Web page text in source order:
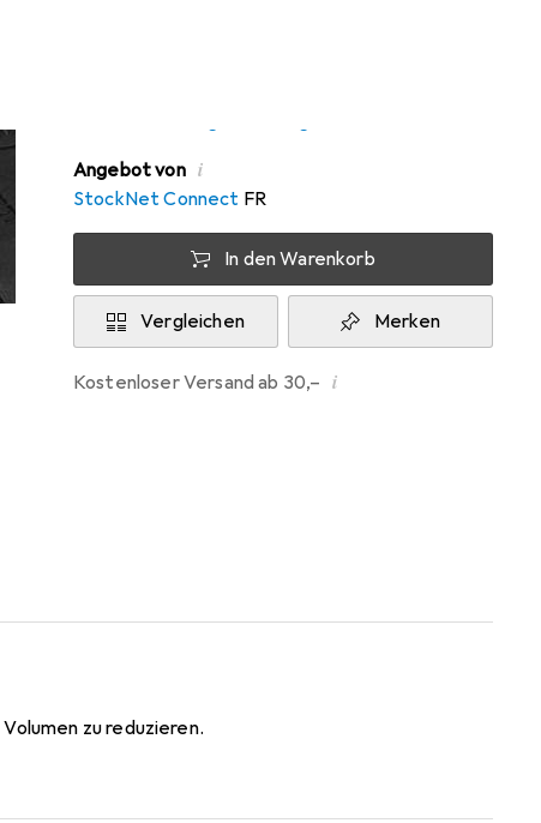
Angebot von i
StockNet Connect FR
In den Warenkorb
Vergleichen Merken
Kostenloser Versand ab 30,– i
zu reduzieren.